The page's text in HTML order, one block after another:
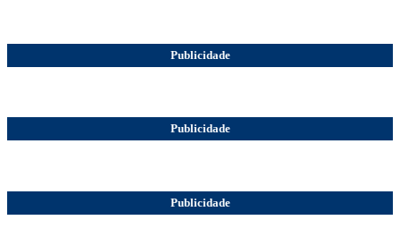
Publicidade
Publicidade
Publicidade